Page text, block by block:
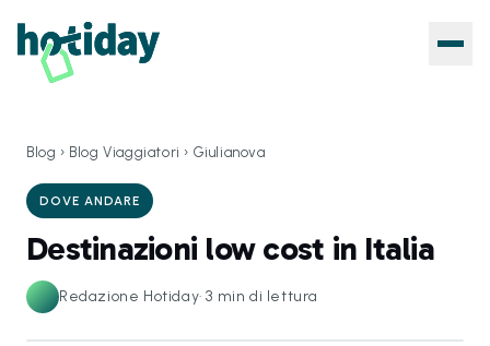
Blog › Blog Viaggiatori › Giulianova
DOVE ANDARE
Destinazioni low cost in Italia
Redazione Hotiday·3 min di lettura